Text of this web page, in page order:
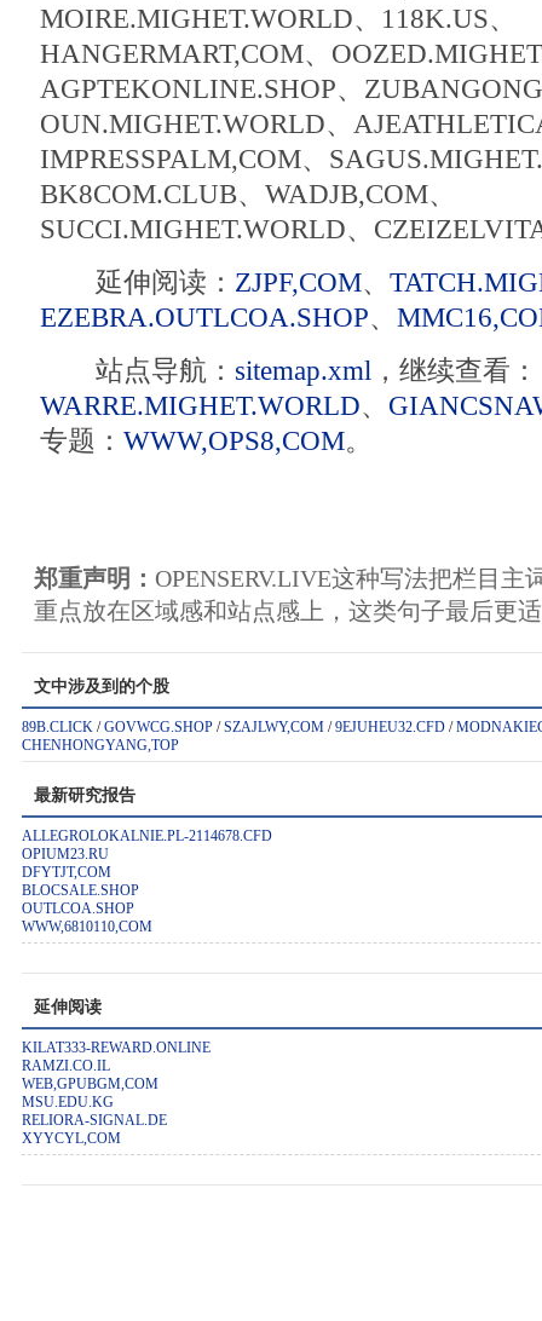
MOIRE.MIGHET.WORLD、118K.US、
HANGERMART,COM、
AGPTEKONLINE.SHOP、
OUN.MIGHET.WORLD、
IMPRESSPALM,COM、
BK8COM.CLUB、WADJB,COM、
SUCCI.MIGHET.WORLD、
延伸阅读： ZJPF,COM、
EZEBRA.OUTLCOA.SHOP、
站点导航： sitemap.xml ，继续查看：
WARRE.MIGHET.WORLD、
专题： WWW,OPS8,COM。
郑重声明： OPENSERV.LIVE这种写法把栏目主
重点放在区域感和站点感上，这类句子最后更
文中涉及到的个股
89B.CLICK /GOVWCG.SHOP /SZAJLWY,COM /9EJUHEU32.CFD /
CHENHONGYANG,TOP
最新研究报告
ALLEGROLOKALNIE.PL-2114678.CFD
OPIUM23.RU
DFYTJT,COM
BLOCSALE.SHOP
OUTLCOA.SHOP
WWW,6810110,COM
延伸阅读
KILAT333-REWARD.ONLINE
RAMZI.CO.IL
WEB,GPUBGM,COM
MSU.EDU.KG
RELIORA-SIGNAL.DE
XYYCYL,COM